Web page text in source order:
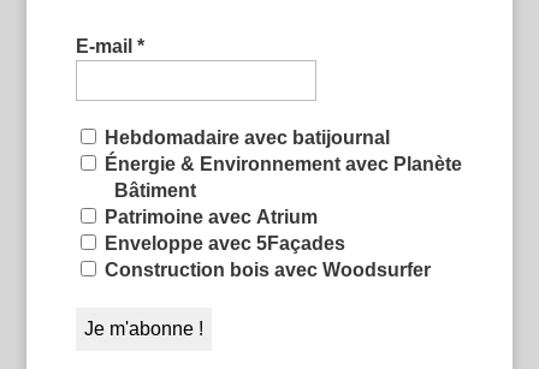
E-mail *
Hebdomadaire avec batijournal
Énergie & Environnement avec Planète
Bâtiment
Patrimoine avec Atrium
Enveloppe avec 5Façades
Construction bois avec Woodsurfer